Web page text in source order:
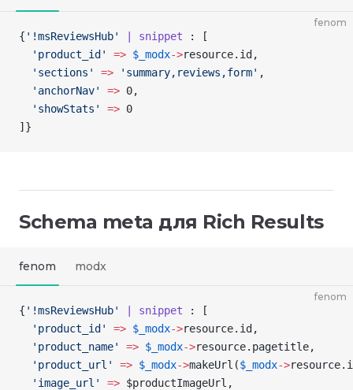
fenom
{ '!msReviewsHub' | snippet : [
  'product_id'
=> $_modx->resource.id,
  'sections'
=> 'summary,reviews,form' ,
  'anchorNav'
=> 0,
  'showStats'
=> 0
] }
Schema meta для Rich Results
fenom modx
fenom
{ '!msReviewsHub' | snippet : [
  'product_id'
=> $_modx->resource.id,
  'product_name'
=> $_modx->resource.pagetitle,
  'product_url'
=> $_modx->makeUrl ($_modx->resource
  'image_url'
=> $productImageUrl ,